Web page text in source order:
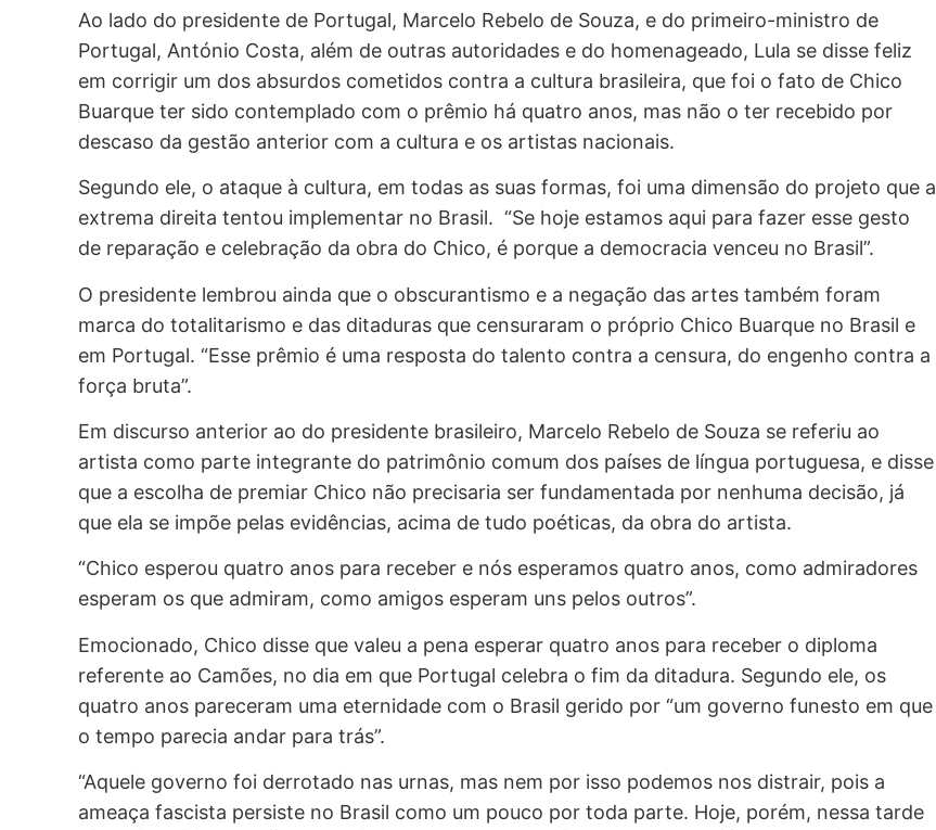
Ao lado do presidente de Portugal, Marcelo Rebelo de Souza, e do primeiro-ministro de
Portugal, António Costa, além de outras autoridades e do homenageado, Lula se disse feliz
em corrigir um dos absurdos cometidos contra a cultura brasileira, que foi o fato de Chico
Buarque ter sido contemplado com o prêmio há quatro anos, mas não o ter recebido por
descaso da gestão anterior com a cultura e os artistas nacionais.
Segundo ele, o ataque à cultura, em todas as suas formas, foi uma dimensão do projeto que a
extrema direita tentou implementar no Brasil. “Se hoje estamos aqui para fazer esse gesto
de reparação e celebração da obra do Chico, é porque a democracia venceu no Brasil”.
O presidente lembrou ainda que o obscurantismo e a negação das artes também foram
marca do totalitarismo e das ditaduras que censuraram o próprio Chico Buarque no Brasil e
em Portugal. “Esse prêmio é uma resposta do talento contra a censura, do engenho contra a
força bruta”.
Em discurso anterior ao do presidente brasileiro, Marcelo Rebelo de Souza se referiu ao
artista como parte integrante do patrimônio comum dos países de língua portuguesa, e disse
que a escolha de premiar Chico não precisaria ser fundamentada por nenhuma decisão, já
que ela se impõe pelas evidências, acima de tudo poéticas, da obra do artista.
“Chico esperou quatro anos para receber e nós esperamos quatro anos, como admiradores
esperam os que admiram, como amigos esperam uns pelos outros”.
Emocionado, Chico disse que valeu a pena esperar quatro anos para receber o diploma
referente ao Camões, no dia em que Portugal celebra o fim da ditadura. Segundo ele, os
quatro anos pareceram uma eternidade com o Brasil gerido por “um governo funesto em que
o tempo parecia andar para trás”.
“Aquele governo foi derrotado nas urnas, mas nem por isso podemos nos distrair, pois a
ameaça fascista persiste no Brasil como um pouco por toda parte. Hoje, porém, nessa tarde